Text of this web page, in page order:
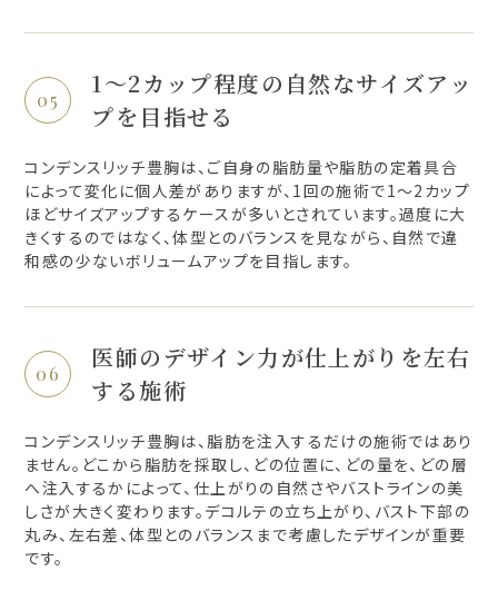
1〜2カップ程度の自然なサイズアッ
プを目指せる
コンデンスリッチ豊胸は、ご自身の脂肪量や脂肪の定着具合
によって変化に個人差がありますが、1回の施術で1〜2カップ
ほどサイズアップするケースが多いとされています。過度に大
きくするのではなく、体型とのバランスを見ながら、自然で違
和感の少ないボリュームアップを目指します。
医師のデザイン力が仕上がりを左右
する施術
コンデンスリッチ豊胸は、脂肪を注入するだけの施術ではあり
ません。どこから脂肪を採取し、どの位置に、どの量を、どの層
へ注入するかによって、仕上がりの自然さやバストラインの美
しさが大きく変わります。デコルテの立ち上がり、バスト下部の
丸み、左右差、体型とのバランスまで考慮したデザインが重要
です。